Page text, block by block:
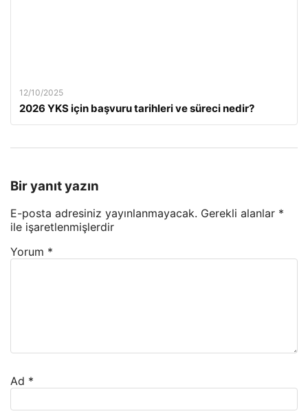
12/10/2025
2026 YKS için başvuru tarihleri ve süreci nedir?
Bir yanıt yazın
E-posta adresiniz yayınlanmayacak. Gerekli alanlar *
ile işaretlenmişlerdir
Yorum *
Ad *